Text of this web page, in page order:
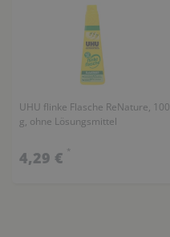
UHU flinke Flasche ReNature, 100
g, ohne Lösungsmittel
4,29 € *